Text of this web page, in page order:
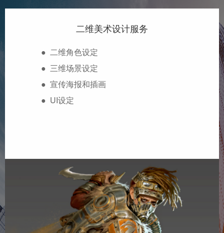
二维美术设计服务
● 二维角色设定
● 三维场景设定
● 宣传海报和插画
● UI设定